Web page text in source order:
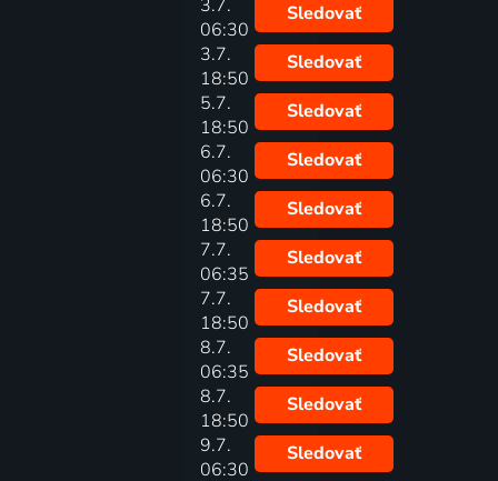
3.7.
06:30
Sledovať
3.7.
18:50
Sledovať
5.7.
18:50
Sledovať
6.7.
06:30
Sledovať
6.7.
18:50
Sledovať
7.7.
06:35
Sledovať
7.7.
18:50
Sledovať
8.7.
06:35
Sledovať
8.7.
18:50
Sledovať
9.7.
06:30
Sledovať